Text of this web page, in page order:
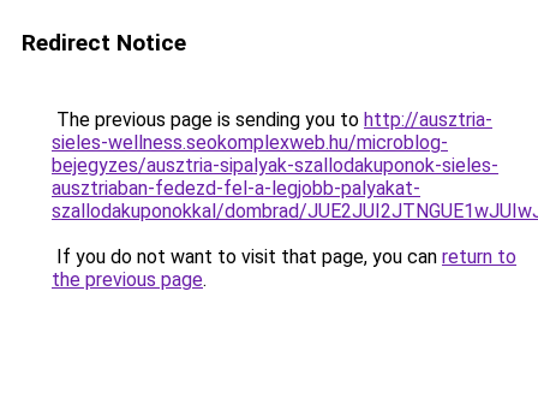
Redirect Notice
The previous page is sending you to http://ausztria-
sieles-wellness.seokomplexweb.hu/microblog-
bejegyzes/ausztria-sipalyak-szallodakuponok-sieles-
ausztriaban-fedezd-fel-a-legjobb-palyakat-
szallodakuponokkal/dombrad/
If you do not want to visit that page, you can return to
the previous page.